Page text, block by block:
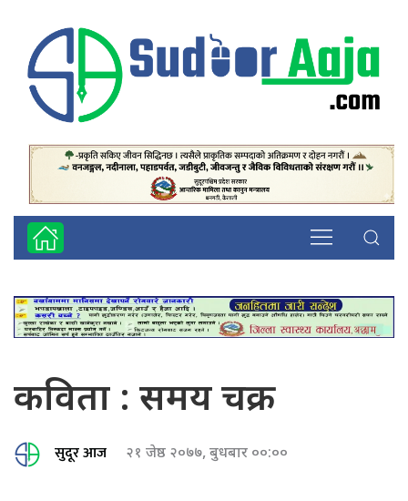
कविता : समय चक्र
सुदूर आज २१ जेष्ठ २०७७, बुधबार ००:००